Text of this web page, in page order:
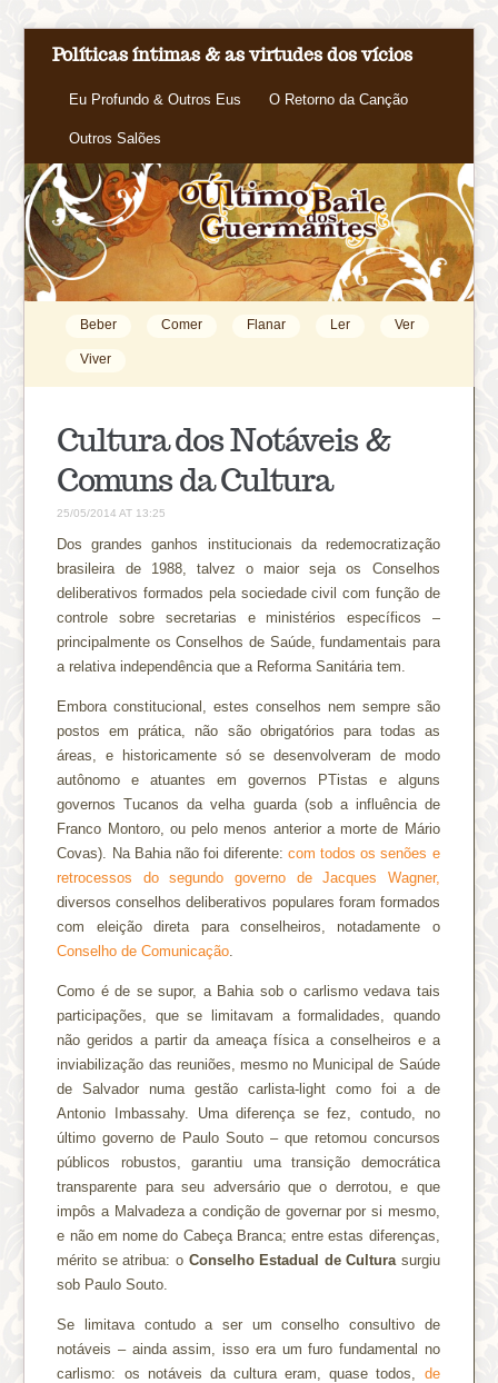
Políticas íntimas & as virtudes dos vícios
Eu Profundo & Outros Eus O Retorno da Canção
Outros Salões
Beber Comer Flanar Ler Ver
Viver
Cultura dos Notáveis &
Comuns da Cultura
25/05/2014 AT 13:25
Dos grandes ganhos institucionais da redemocratização
brasileira de 1988, talvez o maior seja os Conselhos
deliberativos formados pela sociedade civil com função de
controle sobre secretarias e ministérios específicos –
principalmente os Conselhos de Saúde, fundamentais para
a relativa independência que a Reforma Sanitária tem.
Embora constitucional, estes conselhos nem sempre são
postos em prática, não são obrigatórios para todas as
áreas, e historicamente só se desenvolveram de modo
autônomo e atuantes em governos PTistas e alguns
governos Tucanos da velha guarda (sob a influência de
Franco Montoro, ou pelo menos anterior a morte de Mário
Covas). Na Bahia não foi diferente:com todos os senões e
retrocessos do segundo governo de Jacques Wagner,
diversos conselhos deliberativos populares foram formados
com eleição direta para conselheiros, notadamente o
Conselho de Comunicação
Como é de se supor, a Bahia sob o carlismo vedava tais
participações, que se limitavam a formalidades, quando
não geridos a partir da ameaça física a conselheiros e a
inviabilização das reuniões, mesmo no Municipal de Saúde
de Salvador numa gestão carlista-light como foi a de
Antonio Imbassahy. Uma diferença se fez, contudo, no
último governo de Paulo Souto – que retomou concursos
públicos robustos, garantiu uma transição democrática
transparente para seu adversário que o derrotou, e que
impôs a Malvadeza a condição de governar por si mesmo,
e não em nome do Cabeça Branca; entre estas diferenças,
mérito se atribua: o Conselho Estadual de Cultura surgiu
sob Paulo Souto.
Se limitava contudo a ser um conselho consultivo de
notáveis – ainda assim, isso era um furo fundamental no
carlismo: os notáveis da cultura eram, quase todos, de